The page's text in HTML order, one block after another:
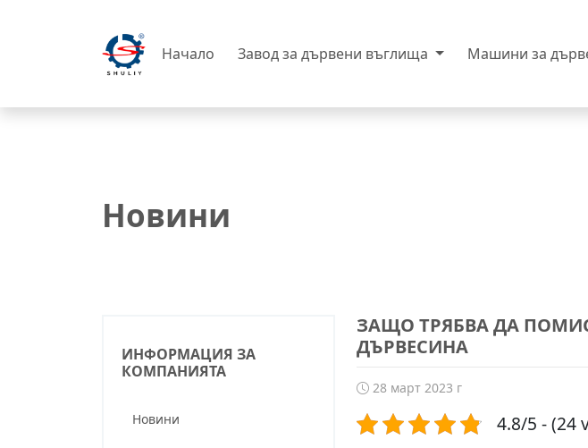
Начало Завод за дървени въглища Машини за
Новини
ИНФОРМАЦИЯ ЗА
КОМПАНИЯТА
Новини
ЗАЩО ТРЯБВА ДА
ДЪРВЕСИНА
28 март 2023 г
4.8/5 - (24